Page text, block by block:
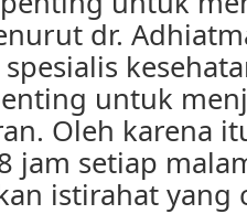
dr.
untuk
Oleh karena
jam setiap
istirahat yang